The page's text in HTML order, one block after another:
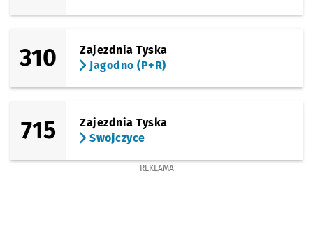
310
Zajezdnia Tyska
Jagodno (P+R)
715
Zajezdnia Tyska
Swojczyce
REKLAMA